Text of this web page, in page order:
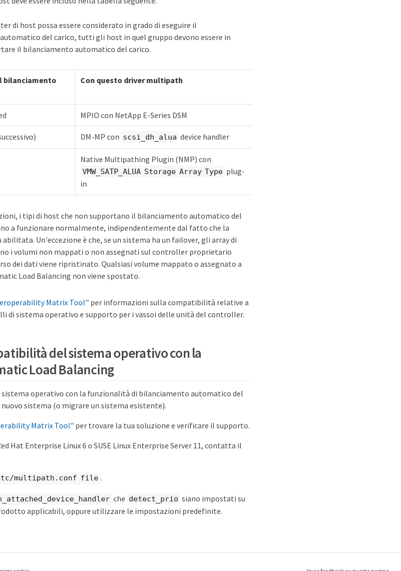
di host possa essere considerato in grado di eseguire il
del carico, tutti gli host in quel gruppo devono essere in
il bilanciamento automatico del carico.
bilanciamento
Con questo driver multipath
MPIO con NetApp E-Series DSM
DM-MP con scsi_dh_alua device handler
Native Multipathing Plugin (NMP) con
VMW_SATP_ALUA Storage Array Type plug-
in
i tipi di host che non supportano il bilanciamento automatico del
a funzionare normalmente, indipendentemente dal fatto che la
Un'eccezione è che, se un sistema ha un failover, gli array di
i volumi non mappati o non assegnati sul controller proprietario
dei dati viene ripristinato. Qualsiasi volume mappato o assegnato a
Load Balancing non viene spostato.
Matrix Tool" per informazioni sulla compatibilità relative a
di sistema operativo e supporto per i vassoi delle unità del controller.
del sistema operativo con la
Load Balancing
operativo con la funzionalità di bilanciamento automatico del
sistema (o migrare un sistema esistente).
Matrix Tool" per trovare la tua soluzione e verificare il supporto.
Hat Enterprise Linux 6 o SUSE Linux Enterprise Server 11, contatta il
multipath.conf file .
che detect_prio siano impostati su
applicabili, oppure utilizzare le impostazioni predefinite.